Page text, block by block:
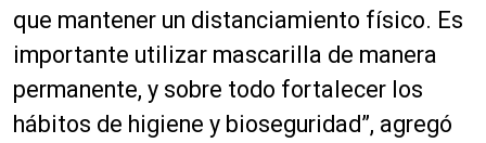
que mantener un distanciamiento físico. Es
importante utilizar mascarilla de manera
permanente, y sobre todo fortalecer los
hábitos de higiene y bioseguridad”, agregó